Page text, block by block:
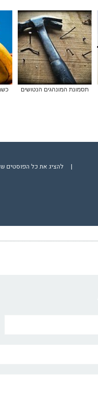
תסמונת המונהגים הנטושים
| להציג את כל הפוסטים